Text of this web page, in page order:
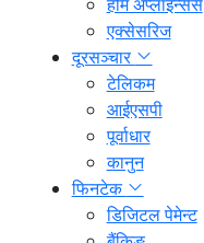
एक्सेसरिज
दूरसञ्चार
टेलिकम
आईएसपी
पूर्वाधार
कानुन
फिनटेक
डिजिटल पेमेन्ट